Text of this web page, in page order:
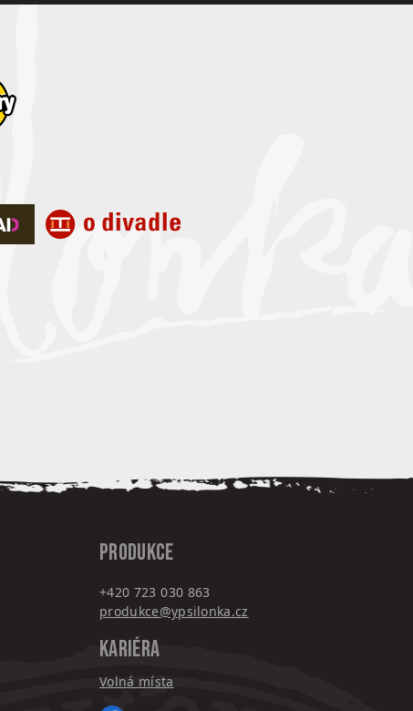
PRODUKCE
+420 723 030 863
produkce@ypsilonka.cz
KARIÉRA
Volná místa